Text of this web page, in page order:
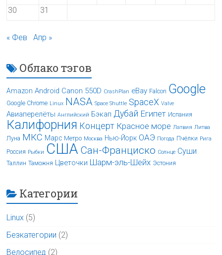
30
31
« Фев Апр »
Облако тэгов
Amazon Android Canon 550D CrashPlan eBay Falcon Google
Google Chrome Linux NASA Space Shuttle SpaceX Valve
Авиаперелёты Английский Бэкап Дубай Египет Испания
Калифорния Концерт Красное море Латвия Литва
Луна МКС Марс Метро Москва Нью-Йорк ОАЭ Погода Пчёлки Рига
Россия Рыбки США Сан-Франциско Солнце Суши
Таллин Таможня Цветочки Шарм-эль-Шейх Эстония
Категории
Linux (5)
Безкатегории (2)
Велосипед (2)